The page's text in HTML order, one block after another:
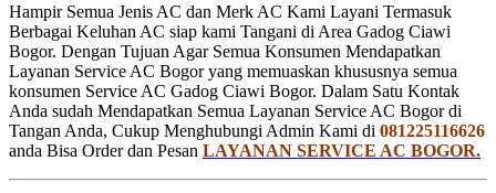
Hampir Semua Jenis AC dan Merk AC Kami Layani Termasuk
Berbagai Keluhan AC siap kami Tangani di Area Gadog Ciawi
Bogor. Dengan Tujuan Agar Semua Konsumen Mendapatkan
Layanan Service AC Bogor yang memuaskan khususnya semua
konsumen Service AC Gadog Ciawi Bogor. Dalam Satu Kontak
Anda sudah Mendapatkan Semua Layanan Service AC Bogor di
Tangan Anda, Cukup Menghubungi Admin Kami di 081225116626
anda Bisa Order dan Pesan LAYANAN SERVICE AC BOGOR.